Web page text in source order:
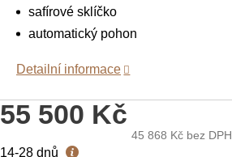
55 500 Kč
45 868 Kč bez DPH
Měrná
14-28 dnů
safírové sklíčko
automatický pohon
Detailní informace